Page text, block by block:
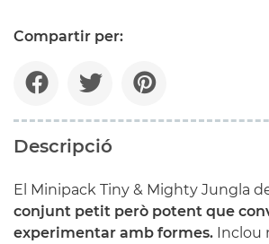
Compartir per:
Descripció
El Minipack Tiny & Mighty Jungla
conjunt petit però potent que
experimentar amb formes. Inclou